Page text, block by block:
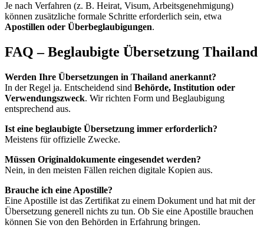
Je nach Verfahren (z. B. Heirat, Visum, Arbeitsgenehmigung)
können zusätzliche formale Schritte erforderlich sein, etwa
Apostillen oder Überbeglaubigungen.
FAQ – Beglaubigte Übersetzung Thailand
Werden Ihre Übersetzungen in Thailand anerkannt?
In der Regel ja. Entscheidend sind Behörde, Institution oder
Verwendungszweck. Wir richten Form und Beglaubigung
entsprechend aus.
Ist eine beglaubigte Übersetzung immer erforderlich?
Meistens für offizielle Zwecke.
Müssen Originaldokumente eingesendet werden?
Nein, in den meisten Fällen reichen digitale Kopien aus.
Brauche ich eine Apostille?
Eine Apostille ist das Zertifikat zu einem Dokument und hat mit der
Übersetzung generell nichts zu tun. Ob Sie eine Apostille brauchen
können Sie von den Behörden in Erfahrung bringen.